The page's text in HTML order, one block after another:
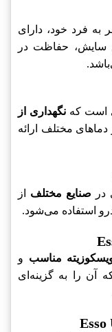
فرد خود، دارای
حفاظت در
است کهنگهداری از
مختلف ارائه
صنایع مختلف از
استفاده می‌شود.
مناسب و
آن را به گزینه‌ای